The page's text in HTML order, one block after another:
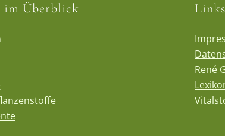
Überblick Links
René